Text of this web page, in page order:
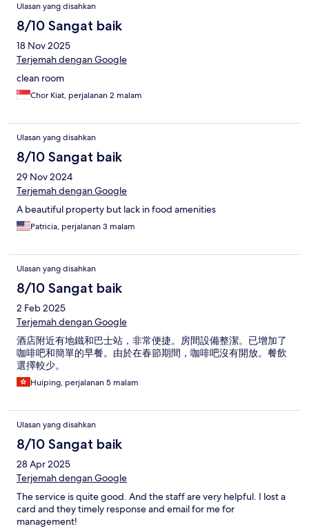
Ulasan yang disahkan
8/10 Sangat baik
18 Nov 2025
Terjemah dengan Google
clean room
Chor Kiat, perjalanan 2 malam
Ulasan yang disahkan
8/10 Sangat baik
29 Nov 2024
Terjemah dengan Google
A beautiful property but lack in food amenities
Patricia, perjalanan 3 malam
Ulasan yang disahkan
8/10 Sangat baik
2 Feb 2025
Terjemah dengan Google
酒店附近有地鐵和巴士站，非常便捷。房間設備整潔。已增加了
咖啡吧和簡單的早餐。由於在春節期間，咖啡吧沒有開放。餐飲
選擇較少。
Huiping, perjalanan 5 malam
Ulasan yang disahkan
8/10 Sangat baik
28 Apr 2025
Terjemah dengan Google
The service is quite good. And the staff are very helpful. I lost a
card and they timely response and email for me for
management!